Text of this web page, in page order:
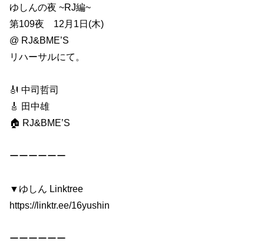
ゆしんの夜 ~RJ編~
第109夜 12月1日(木)
@ RJ&BME’S
リハーサルにて。
🎻 中司哲司
🎸 田中雄
🏠 RJ&BME’S
ーーーーーー
▼ゆしん Linktree
https://linktr.ee/16yushin
ーーーーーー